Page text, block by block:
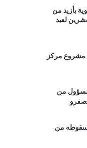
بأزيد من
لعيد
مشروع مركز
مسؤول من
سقوطه من